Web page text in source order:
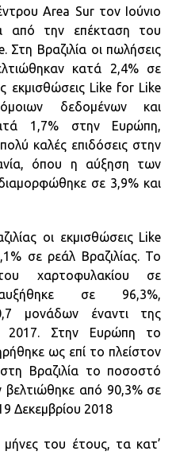
Area Sur τον Ιούνιο
από την επέκταση του
Στη Βραζιλία οι πωλήσεις
κατά 2,4% σε
εκμισθώσεις Like for Like
δεδομένων και
1,7% στην Ευρώπη,
καλές επιδόσεις στην
όπου η αύξηση των
σε 3,9% και
οι εκμισθώσεις Like
σε ρεάλ Βραζιλίας. Το
χαρτοφυλακίου σε
σε 96,3%,
μονάδων έναντι της
2017. Στην Ευρώπη το
ως επί το πλείστον
Βραζιλία το ποσοστό
από 90,3% σε
Δεκεμβρίου 2018
του έτους, τα κατ’